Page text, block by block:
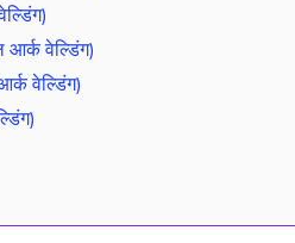
वेल्डिंग)
वेल्डिंग)